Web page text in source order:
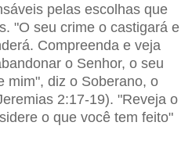
pelas escolhas que
"O seu crime o castigará e
Compreenda e veja
o Senhor, o seu
mim", diz o Soberano, o
2:17-19). "Reveja o
o que você tem feito"